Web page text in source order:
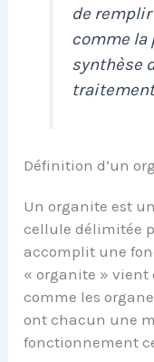
de
comme la
synthèse
Définition d’un
Un organite est
cellule délimitée
accomplit une
« organite » vient
comme les
ont chacun une
fonctionnement